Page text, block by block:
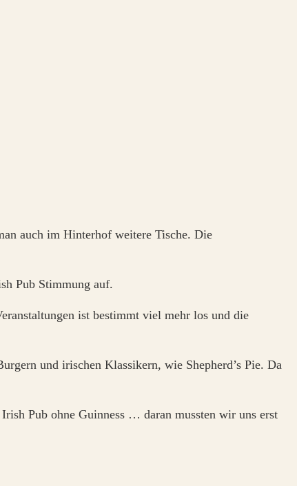
auch im Hinterhof weitere Tische. Die
Pub Stimmung auf.
ist bestimmt viel mehr los und die
und irischen Klassikern, wie Shepherd’s Pie. Da
Pub ohne Guinness … daran mussten wir uns erst